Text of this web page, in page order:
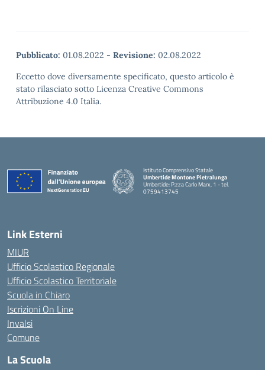
Pubblicato: 01.08.2022 - Revisione: 02.08.2022
Eccetto dove diversamente specificato, questo articolo è
stato rilasciato sotto Licenza Creative Commons
Attribuzione 4.0 Italia.
Istituto Comprensivo Statale
Umbertide Montone Pietralunga
Umbertide: P.zza Carlo Marx, 1 - tel.
0759413745
Link Esterni
MIUR
Ufficio Scolastico Regionale
Ufficio Scolastico Territoriale
Scuola in Chiaro
Iscrizioni On Line
Invalsi
Comune
La Scuola